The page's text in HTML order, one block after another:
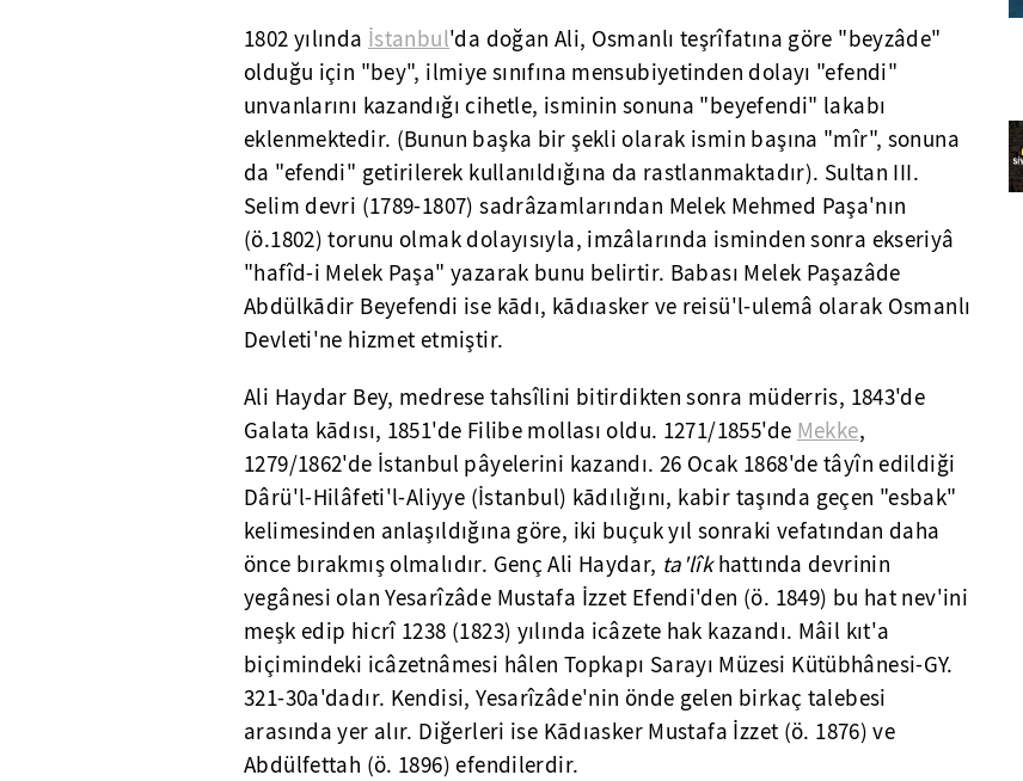
1802 yılında İstanbul'da doğan Ali, Osmanlı teşrîfatına göre "beyzâde"
olduğu için "bey", ilmiye sınıfına mensubiyetinden dolayı "efendi"
unvanlarını kazandığı cihetle, isminin sonuna "beyefendi" lakabı
eklenmektedir. (Bunun başka bir şekli olarak ismin başına "mîr", sonuna
da "efendi" getirilerek kullanıldığına da rastlanmaktadır). Sultan III.
Selim devri (1789-1807) sadrâzamlarından Melek Mehmed Paşa'nın
(ö.1802) torunu olmak dolayısıyla, imzâlarında isminden sonra ekseriyâ
"hafîd-i Melek Paşa" yazarak bunu belirtir. Babası Melek Paşazâde
Abdülkādir Beyefendi ise kādı, kādıasker ve reisü'l-ulemâ olarak Osmanlı
Devleti'ne hizmet etmiştir.
Ali Haydar Bey, medrese tahsîlini bitirdikten sonra müderris, 1843'de
Galata kādısı, 1851'de Filibe mollası oldu. 1271/1855'de Mekke,
1279/1862'de İstanbul pâyelerini kazandı. 26 Ocak 1868'de tâyîn edildiği
Dârü'l-Hilâfeti'l-Aliyye (İstanbul) kādılığını, kabir taşında geçen "esbak"
kelimesinden anlaşıldığına göre, iki buçuk yıl sonraki vefatından daha
önce bırakmış olmalıdır. Genç Ali Haydar, ta'lîkhattında devrinin
yegânesi olan Yesarîzâde Mustafa İzzet Efendi'den (ö. 1849) bu hat nev'ini
meşk edip hicrî 1238 (1823) yılında icâzete hak kazandı. Mâil kıt'a
biçimindeki icâzetnâmesi hâlen Topkapı Sarayı Müzesi Kütübhânesi-GY.
321-30a'dadır. Kendisi, Yesarîzâde'nin önde gelen birkaç talebesi
arasında yer alır. Diğerleri ise Kādıasker Mustafa İzzet (ö. 1876) ve
Abdülfettah (ö. 1896) efendilerdir.